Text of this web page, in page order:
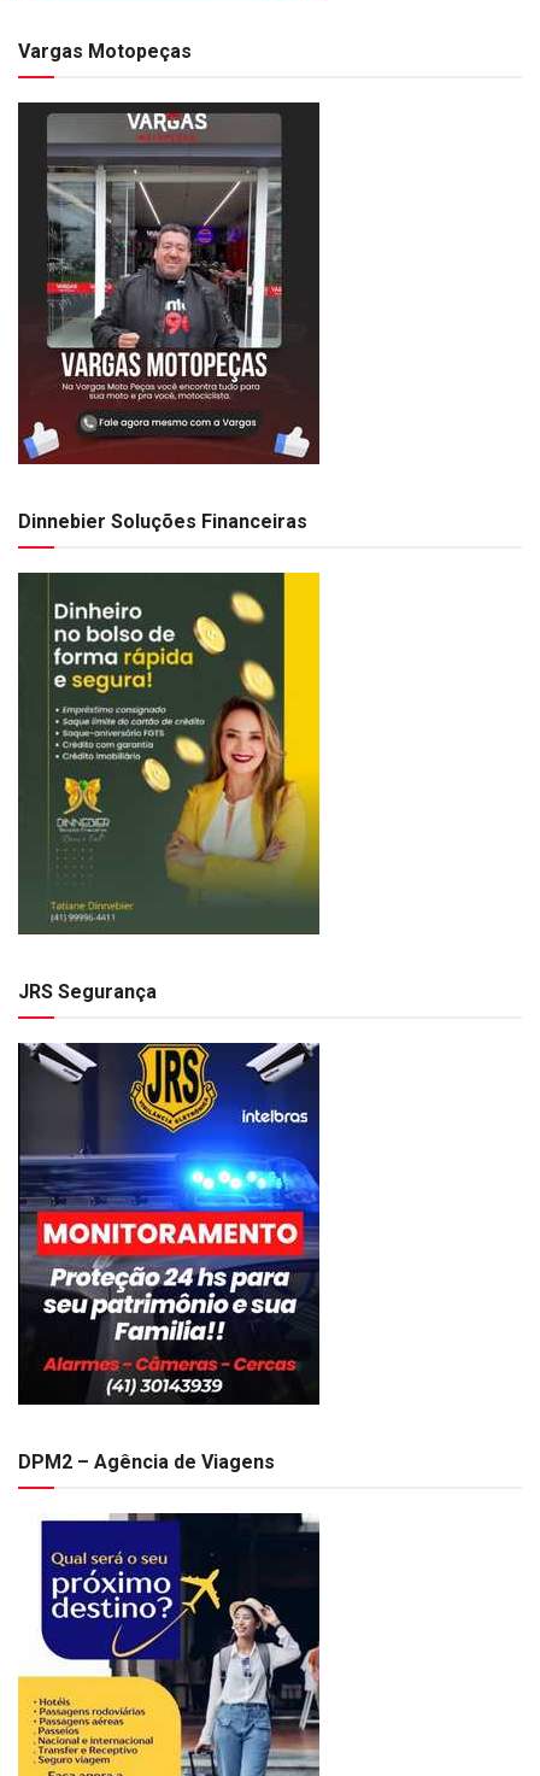
Vargas Motopeças
Dinnebier Soluções Financeiras
JRS Segurança
DPM2 – Agência de Viagens